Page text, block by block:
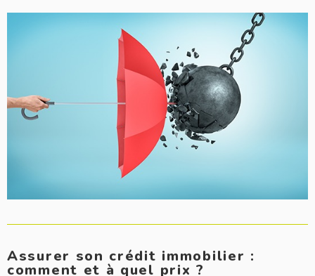
Assurer son crédit immobilier :
comment et à quel prix ?